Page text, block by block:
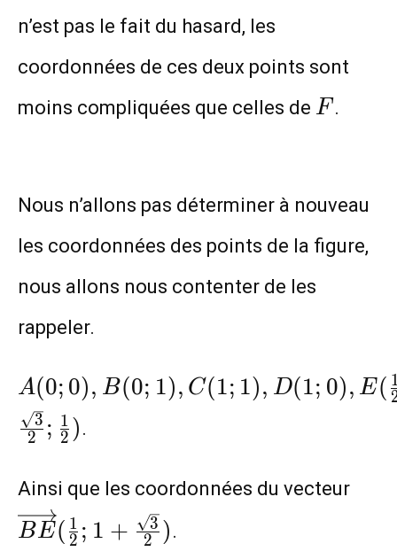
n’est pas le fait du hasard, les
coordonnées de ces deux points sont
moins compliquées que celles de F
F .
Nous n’allons pas déterminer à nouveau
les coordonnées des points de la figure,
nous allons nous contenter de les
rappeler.
{2};\frac{\sqrt{3}}{2}),F(1+
\frac{\sqrt{3}}{2};\frac{1}{2})
A(0; 0), B(0; 1), C(1; 1), D(1; 0), E(
2
3 ; 2
1 ) .
Ainsi que les coordonnées du vecteur
BE( 2
1 ; 1 + 2
3 ) .